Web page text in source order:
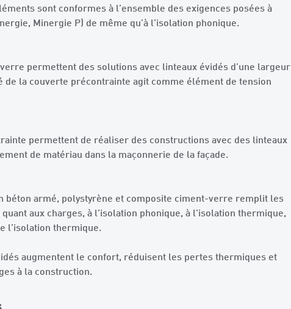
sont conformes à l’ensemble des exigences posées à
Minergie P) de même qu’à l’isolation phonique.
permettent des solutions avec linteaux évidés d’une largeur
la couverte précontrainte agit comme élément de tension
permettent de réaliser des constructions avec des linteaux
de matériau dans la maçonnerie de la façade.
béton armé, polystyrène et composite ciment-verre remplit les
aux charges, à l’isolation phonique, à l’isolation thermique,
l’isolation thermique.
augmentent le confort, réduisent les pertes thermiques et
à la construction.